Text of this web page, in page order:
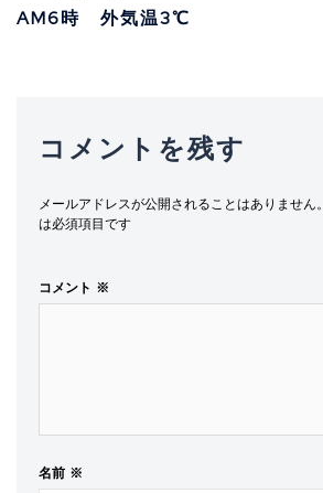
AM6時 外気温3℃
コメントを残す
メールアドレスが公開されることはありません。
は必須項目です
コメント ※
名前 ※